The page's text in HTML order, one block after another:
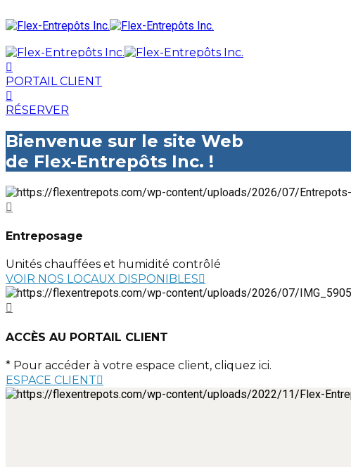
PORTAIL CLIENT
RÉSERVER
Bienvenue sur le site Web
de Flex-Entrepôts Inc. !
Entreposage
Unités chauffées et humidité contrôlé
VOIR NOS LOCAUX DISPONIBLES
ACCÈS AU PORTAIL CLIENT
* Pour accéder à votre espace client, cliquez ici.
ESPACE CLIENT